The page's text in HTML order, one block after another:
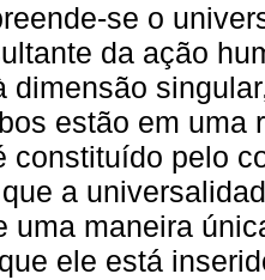
se o
da ação
dimensão
estão em uma
constituído pelo
a
uma maneira
ele está